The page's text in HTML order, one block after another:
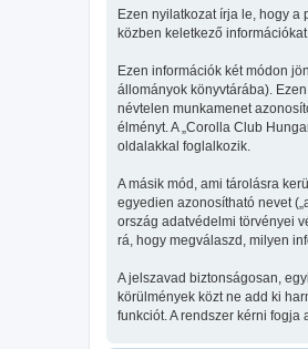
Ezen nyilatkozat írja le, hogy a
közben keletkező információkat.
Ezen információk két módon
állományok könyvtárába).
névtelen munkamenet
élményt. A „Corolla Club
oldalakkal foglalkozik.
A másik mód, ami tárolásra
egyedien azonosítható nevet
ország adatvédelmi törvényei
rá, hogy megválaszd, milyen
A jelszavad biztonságosan,
körülmények közt ne add ki
funkciót. A rendszer kérni